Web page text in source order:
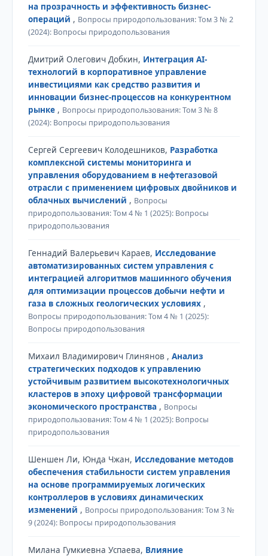
на прозрачность и эффективность бизнес-
операций , Вопросы природопользования: Том 3 № 2
(2024): Вопросы природопользования
Дмитрий Олегович Добкин, Интеграция AI-
технологий в корпоративное управление
инвестициями как средство развития и
инновации бизнес-процессов на конкурентном
рынке , Вопросы природопользования: Том 3 № 8
(2024): Вопросы природопользования
Сергей Сергеевич Колодешников, Разработка
комплексной системы мониторинга и
управления оборудованием в нефтегазовой
отрасли с применением цифровых двойников и
облачных вычислений , Вопросы
природопользования: Том 4 № 1 (2025): Вопросы
природопользования
Геннадий Валерьевич Караев, Исследование
автоматизированных систем управления с
интеграцией алгоритмов машинного обучения
для оптимизации процессов добычи нефти и
газа в сложных геологических условиях ,
Вопросы природопользования: Том 4 № 1 (2025):
Вопросы природопользования
Михаил Владимирович Глинянов , Анализ
стратегических подходов к управлению
устойчивым развитием высокотехнологичных
кластеров в эпоху цифровой трансформации
экономического пространства , Вопросы
природопользования: Том 4 № 1 (2025): Вопросы
природопользования
Шеншен Ли, Юнда Чжан, Исследование методов
обеспечения стабильности систем управления
на основе программируемых логических
контроллеров в условиях динамических
изменений , Вопросы природопользования: Том 3 №
9 (2024): Вопросы природопользования
Милана Гумкиевна Успаева, Влияние